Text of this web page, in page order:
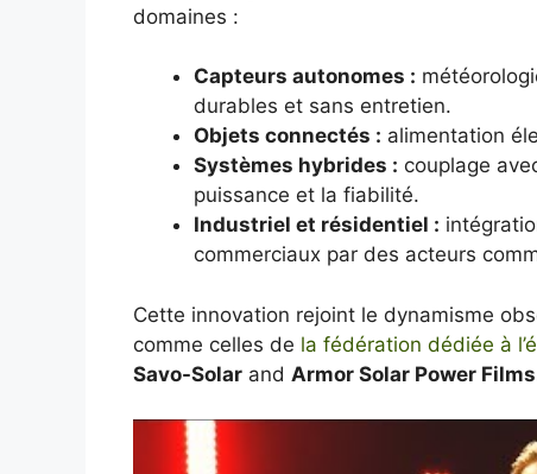
domaines :
Capteurs autonomes :
durables et sans entretien.
Objets connectés : alimentation
Systèmes hybrides : couplage
puissance et la fiabilité.
Industriel et résidentiel :
commerciaux par des acteurs
Cette innovation rejoint le dynamisme
comme celles de la fédération dédiée à
Savo-Solar and Armor Solar Power Films